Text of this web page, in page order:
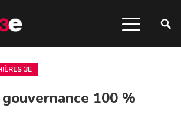
3E
100 %